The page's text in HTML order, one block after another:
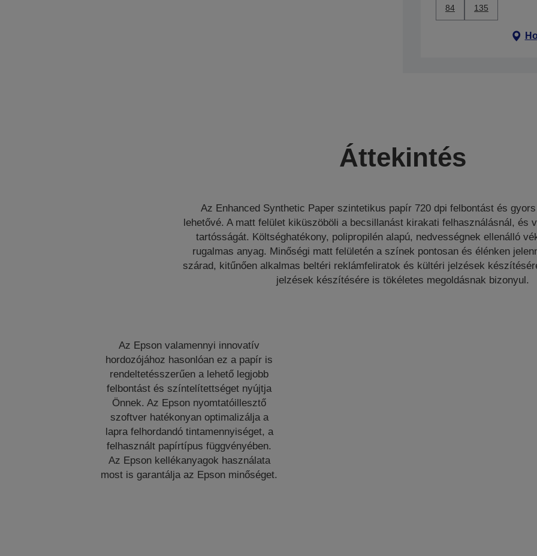
84 135
Áttekintés
Az Enhanced Synthetic Paper szintetikus papír 720 dpi felbontást és
lehetővé. A matt felület kiküszöböli a becsillanást kirakati felhasználásnál, és
tartósságát. Költséghatékony, polipropilén alapú, nedvességnek ellenálló
rugalmas anyag. Minőségi matt felületén a színek pontosan és élénken
szárad, kitűnően alkalmas beltéri reklámfeliratok és kültéri jelzések
jelzések készítésére is tökéletes megoldásnak bizonyul.
Az Epson valamennyi innovatív
hordozójához hasonlóan ez a papír is
rendeltetésszerűen a lehető legjobb
felbontást és színtelítettséget nyújtja
Önnek. Az Epson nyomtatóillesztő
szoftver hatékonyan optimalizálja a
lapra felhordandó tintamennyiséget, a
felhasznált papírtípus függvényében.
Az Epson kellékanyagok használata
most is garantálja az Epson minőséget.